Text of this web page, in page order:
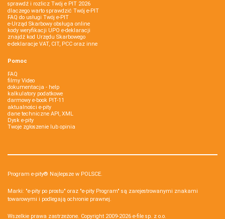
sprawdź i rozlicz Twój e PIT 2026
dlaczego warto sprawdzić Twój e-PIT
FAQ do usługi Twój e-PIT
e-Urząd Skarbowy obsługa online
kody weryfikacji UPO e-deklaracji
znajdź kod Urzędu Skarbowego
e-deklaracje VAT, CIT, PCC oraz inne
Pomoc
FAQ
filmy Video
dokumentacja - help
kalkulatory podatkowe
darmowy e-book PIT-11
aktualności e-pity
dane techniczne API, XML
Dysk e-pity
Twoje zgłoszenie lub opinia
Program e-pity® Najlepsze w POLSCE.
Marki: "e-pity po prostu" oraz "e-pity Program" są zarejestrowanymi znakami
towarowymi i podlegają ochronie prawnej.
Wszelkie prawa zastrzeżone. Copyright 2009-2026 e-file sp. z o.o.